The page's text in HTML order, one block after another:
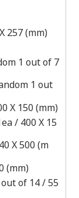
257 (mm)
1 out of 7
1 out
X 150 (mm)
/ 400 X 15
X 500 (m
(mm)
out of 14 / 55